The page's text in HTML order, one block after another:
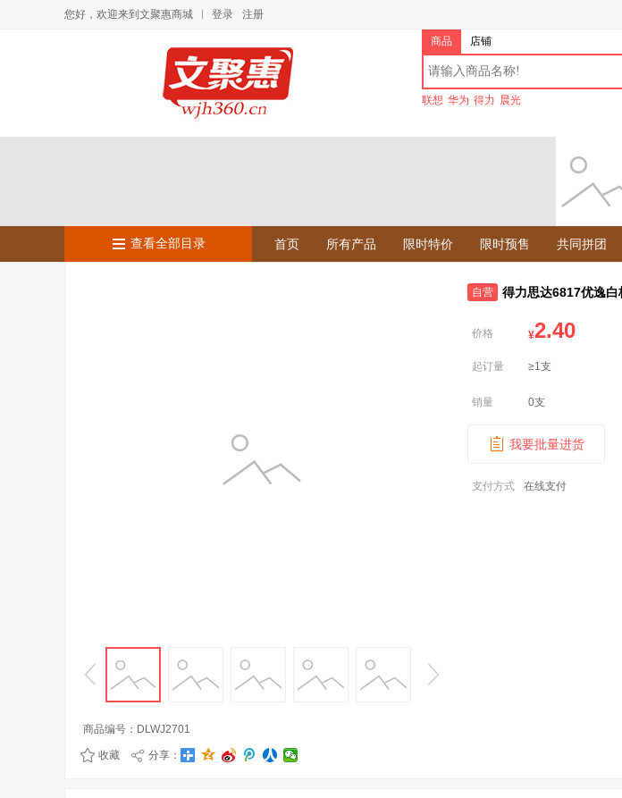
您好，欢迎来到文聚惠商城 登录 注册
商品 店铺
联想 华为 得力 晨光
查看全部目录 首页 所有产品 限时特价 限时预售 共同拼团
商品编号： DLWJ2701
收藏 分享：
自营 得力思达6817优逸
价格 ¥2.40
起订量 ≥1支
销量 0支
我要批量进货
支付方式 在线支付